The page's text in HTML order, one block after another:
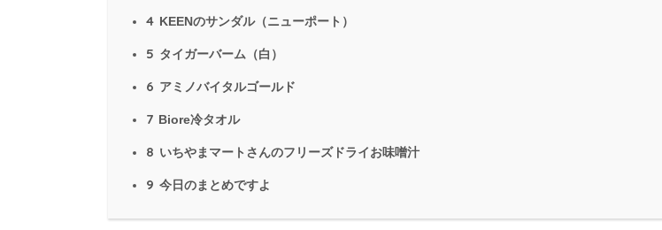
4 KEENのサンダル（ニューポート）
5 タイガーバーム（白）
6 アミノバイタルゴールド
7 Biore冷タオル
8 いちやまマートさんのフリーズドライお味噌汁
9 今日のまとめですよ